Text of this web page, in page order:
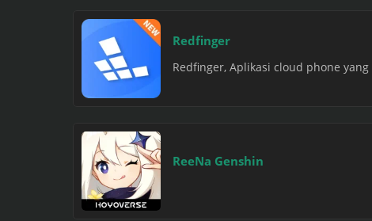
Redfinger
Redfinger, Aplikasi cloud phone
ReeNa Genshin